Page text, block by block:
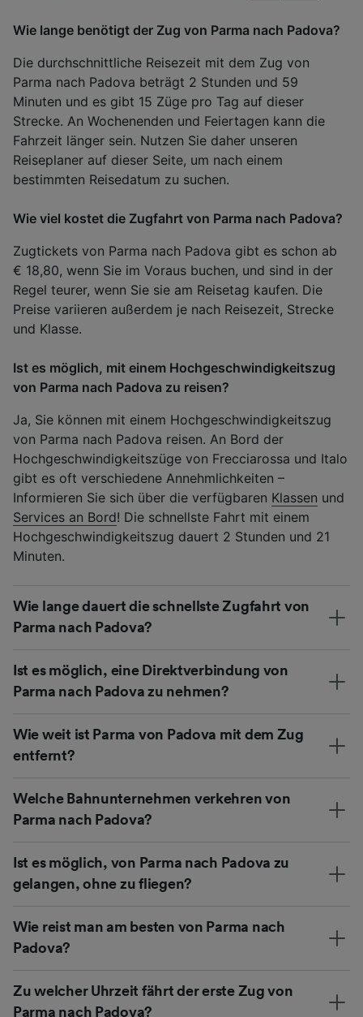
Wie lange benötigt der Zug von Parma nach Padova?
Die durchschnittliche Reisezeit mit dem Zug von
Parma nach Padova beträgt 2 Stunden und 59
Minuten und es gibt 15 Züge pro Tag auf dieser
Strecke. An Wochenenden und Feiertagen kann die
Fahrzeit länger sein. Nutzen Sie daher unseren
Reiseplaner auf dieser Seite, um nach einem
bestimmten Reisedatum zu suchen.
Wie viel kostet die Zugfahrt von Parma nach Padova?
Zugtickets von Parma nach Padova gibt es schon ab
€ 18,80, wenn Sie im Voraus buchen, und sind in der
Regel teurer, wenn Sie sie am Reisetag kaufen. Die
Preise variieren außerdem je nach Reisezeit, Strecke
und Klasse.
Ist es möglich, mit einem Hochgeschwindigkeitszug
von Parma nach Padova zu reisen?
Ja, Sie können mit einem Hochgeschwindigkeitszug
von Parma nach Padova reisen. An Bord der
Hochgeschwindigkeitszüge von Frecciarossa und Italo
gibt es oft verschiedene Annehmlichkeiten –
Informieren Sie sich über die verfügbaren Klassen und
Services an Bord! Die schnellste Fahrt mit einem
Hochgeschwindigkeitszug dauert 2 Stunden und 21
Minuten.
Wie lange dauert die schnellste Zugfahrt von
Parma nach Padova?
Ist es möglich, eine Direktverbindung von
Parma nach Padova zu nehmen?
Wie weit ist Parma von Padova mit dem Zug
entfernt?
Welche Bahnunternehmen verkehren von
Parma nach Padova?
Ist es möglich, von Parma nach Padova zu
gelangen, ohne zu fliegen?
Wie reist man am besten von Parma nach
Padova?
Zu welcher Uhrzeit fährt der erste Zug von
Parma nach Padova?